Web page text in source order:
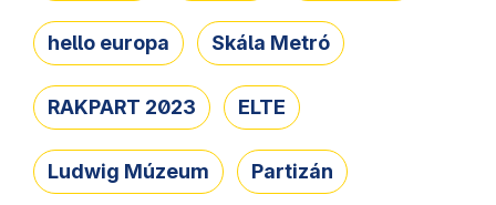
hello europa Skála Metró
RAKPART 2023 ELTE
Ludwig Múzeum Partizán